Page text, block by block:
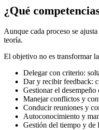
¿Qué
Aunque cada proceso se
teoría.
El objetivo no es transformar
Delegar con criterio:
Dar y recibir feedback:
Gestionar el
Manejar conflictos y
Conducir reuniones y
Autoconocimiento y
Gestión del tiempo y de